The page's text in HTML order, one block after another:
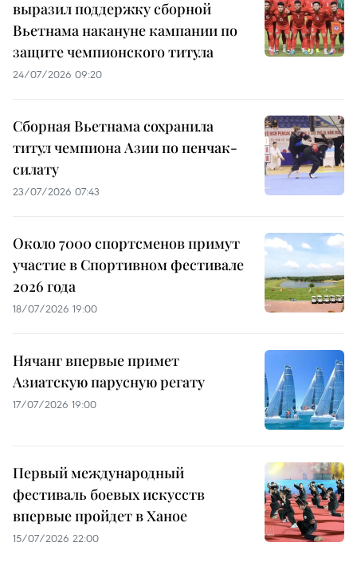
выразил поддержку сборной
Вьетнама накануне кампании по
защите чемпионского титула
24/07/2026 09:20
Сборная Вьетнама сохранила
титул чемпиона Азии по пенчак-
силату
23/07/2026 07:43
Около 7000 спортсменов примут
участие в Спортивном фестивале
2026 года
18/07/2026 19:00
Нячанг впервые примет
Азиатскую парусную регату
17/07/2026 19:00
Первый международный
фестиваль боевых искусств
впервые пройдет в Ханое
15/07/2026 22:00